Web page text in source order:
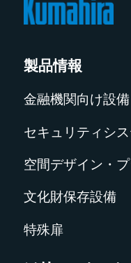
製品情報
金融機関向け設備
セキュリティシ
空間デザイン・
文化財保存設備
特殊扉